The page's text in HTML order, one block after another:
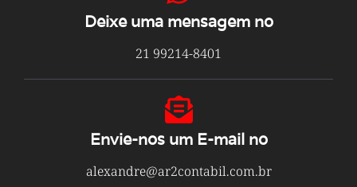
Deixe uma mensagem no
21 99214-8401
Envie-nos um E-mail no
alexandre@ar2contabil.com.br